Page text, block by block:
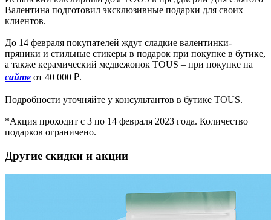
Валентина подготовил эксклюзивные подарки для своих
клиентов.
До 14 февраля покупателей ждут сладкие валентинки-
пряники и стильные стикеры в подарок при покупке в бутике,
а также керамический медвежонок TOUS – при покупке на
сайте от 40 000 ₽.
Подробности уточняйте у консультантов в бутике TOUS.
*Акция проходит с 3 по 14 февраля 2023 года. Количество
подарков ограничено.
Другие скидки и акции